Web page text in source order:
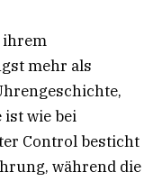
ihrem
mehr als
ist wie bei
Control besticht
während die